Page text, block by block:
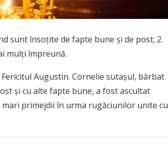
sunt însoţite de fapte bune şi de post; 2.
mulţi împreună.
Augustin. Cornelie sutaşul, bărbat
şi cu alte fapte bune, a fost ascultat
mari primejdii în urma rugăciunilor unite cu